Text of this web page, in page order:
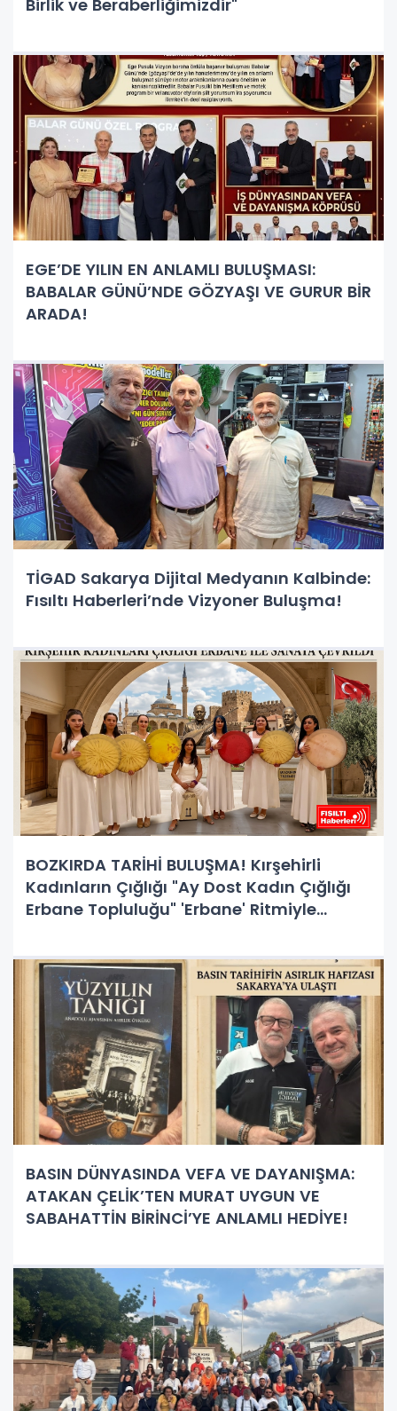
Birlik ve Beraberliğimizdir"
EGE’DE YILIN EN ANLAMLI BULUŞMASI:
BABALAR GÜNÜ’NDE GÖZYAŞI VE GURUR BİR
ARADA!
TİGAD Sakarya Dijital Medyanın Kalbinde:
Fısıltı Haberleri’nde Vizyoner Buluşma!
BOZKIRDA TARİHİ BULUŞMA! Kırşehirli
Kadınların Çığlığı "Ay Dost Kadın Çığlığı
Erbane Topluluğu" 'Erbane' Ritmiyle
BASIN DÜNYASINDA VEFA VE DAYANIŞMA:
ATAKAN ÇELİK’TEN MURAT UYGUN VE
SABAHATTİN BİRİNCİ’YE ANLAMLI HEDİYE!